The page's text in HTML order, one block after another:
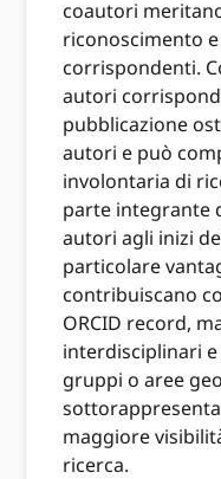
coautori
riconoscimento
corrispondenti.
autori
pubblicazione
autori e può
involontaria di
parte integrante
autori agli inizi
particolare
contribuiscano
ORCID record,
interdisciplinari
gruppi o aree
maggiore
ricerca.